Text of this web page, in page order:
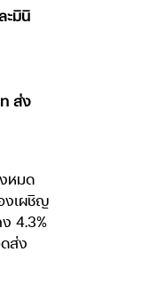
ะมินิ
ส่ง
หมด
งเผชิญ
4.3%
ส่ง